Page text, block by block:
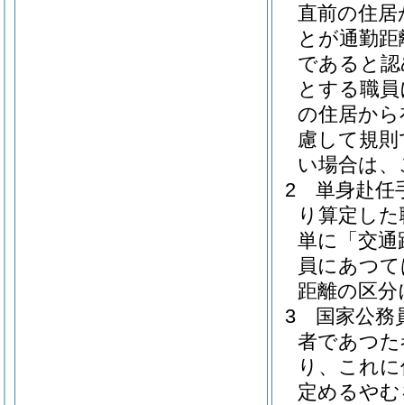
直前の住
とが通勤
であると
とする職
の住居か
慮して規
い場合は
2
単身赴任
り算定し
単に「交
員にあつ
距離の区
3
国家公務
者であつ
り、これ
定めるや